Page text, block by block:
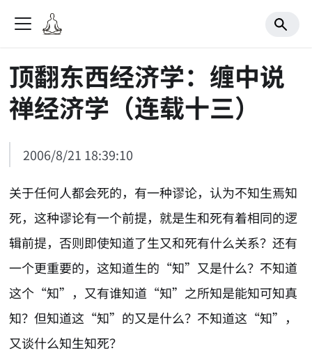
顶翻东西经济学：缠中说
禅经济学（连载十三）
2006/8/21 18:39:10
关于任何人都会死的，有一种谬论，认为不知生焉知
死，这种谬论有一个前提，就是生和死有着相同的逻
辑前提，否则即使知道了生又和死有什么关系？还有
一个更重要的，这知道生的“知”又是什么？不知道
这个“知”，又有谁知道“知”之所知是能知可知真
知？但知道这“知”的又是什么？不知道这“知”，
又谈什么知生知死？